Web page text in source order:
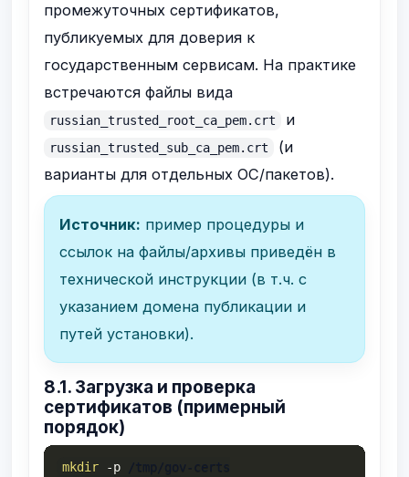
промежуточных сертификатов,
публикуемых для доверия к
государственным сервисам. На практике
встречаются файлы вида
russian_trusted_root_ca_pem.crt и
russian_trusted_sub_ca_pem.crt
(и
варианты для отдельных ОС/пакетов).
Источник: пример процедуры и
ссылок на файлы/архивы приведён в
технической инструкции (в т.ч. с
указанием домена публикации и
путей установки).
8.1. Загрузка и проверка
сертификатов (примерный
порядок)
mkdir -p